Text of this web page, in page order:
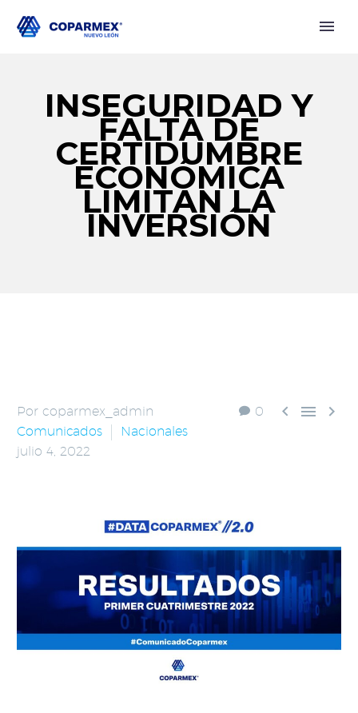
INSEGURIDAD Y
FALTA DE
CERTIDUMBRE
ECONÓMICA
LIMITAN LA
INVERSIÓN
0   
Por coparmex_admin
Comunicados
Nacionales
julio 4, 2022